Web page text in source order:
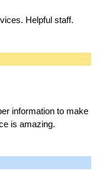
Helpful staff.
information to make
is amazing.